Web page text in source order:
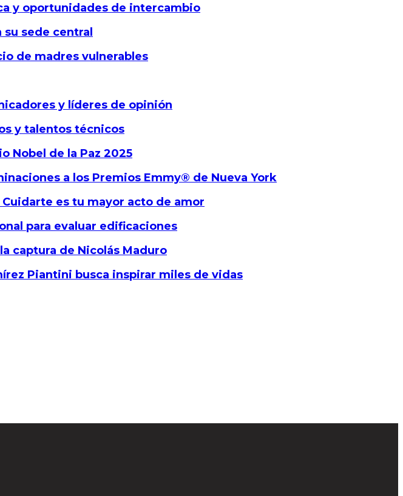
y oportunidades de intercambio
sede central
de madres vulnerables
y líderes de opinión
y talentos técnicos
Nobel de la Paz 2025
a los Premios Emmy® de Nueva York
es tu mayor acto de amor
para evaluar edificaciones
captura de Nicolás Maduro
Piantini busca inspirar miles de vidas